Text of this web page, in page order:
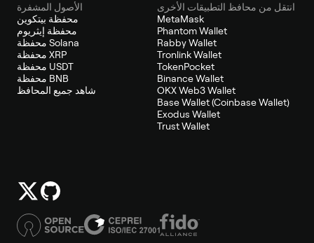
الأصول المشفرة
محفظة بيتكوين
محفظة إيثريوم
محفظة Solana
محفظة XRP
محفظة USDT
محفظة BNB
شاهد جميع المحافظ
انتقل من محافظ التطبيقات الأخرى
MetaMask
Phantom Wallet
Rabby Wallet
Tronlink Wallet
TokenPocket
Binance Wallet
OKX Web3 Wallet
Base Wallet (Coinbase Wallet)
Exodus Wallet
Trust Wallet